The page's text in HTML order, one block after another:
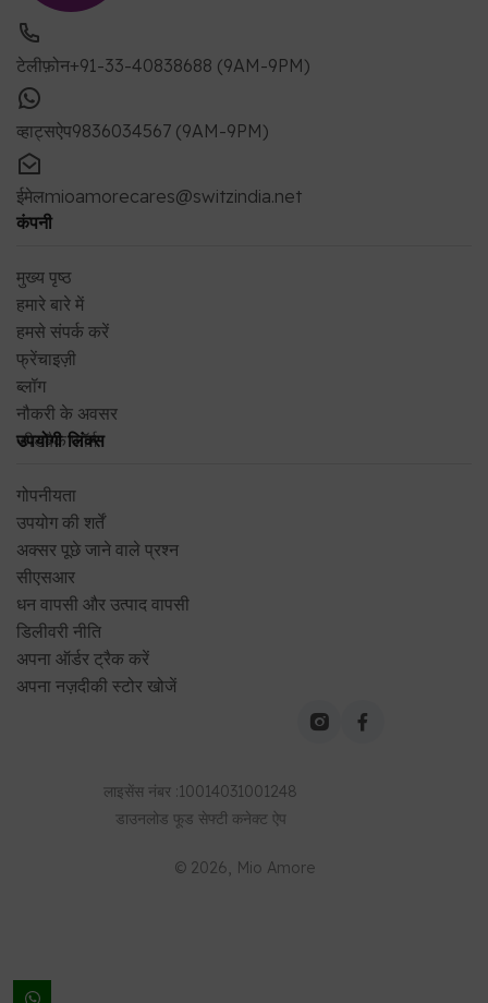
टेलीफ़ोन+91-33-40838688 (9AM-9PM)
व्हाट्सऐप9836034567 (9AM-9PM)
ईमेलmioamorecares@switzindia.net
कंपनी
मुख्य पृष्ठ
हमारे बारे में
हमसे संपर्क करें
फ्रेंचाइज़ी
ब्लॉग
नौकरी के अवसर
फीडबैक फॉर्म
उपयोगी लिंक्स
गोपनीयता
उपयोग की शर्तें
अक्सर पूछे जाने वाले प्रश्न
सीएसआर
धन वापसी और उत्पाद वापसी
डिलीवरी नीति
अपना ऑर्डर ट्रैक करें
अपना नज़दीकी स्टोर खोजें
लाइसेंस नंबर :10014031001248
डाउनलोड फूड सेफ्टी कनेक्ट ऐप
© 2026 , Mio Amore